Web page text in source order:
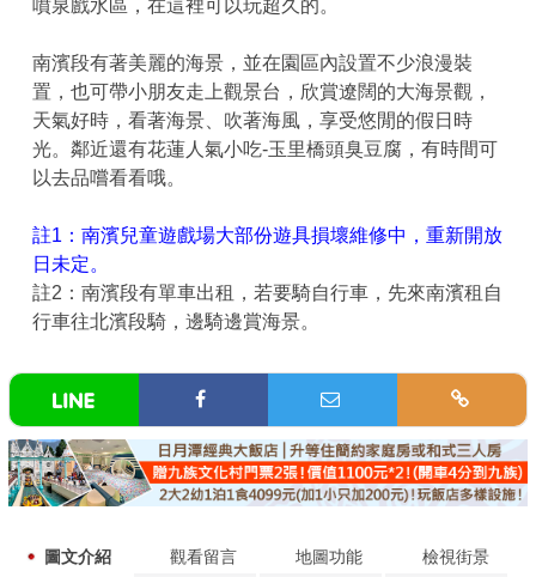
噴泉戲水區，在這裡可以玩超久的。
南濱段有著美麗的海景，並在園區內設置不少浪漫裝
置，也可帶小朋友走上觀景台，欣賞遼闊的大海景觀，
天氣好時，看著海景、吹著海風，享受悠閒的假日時
光。鄰近還有花蓮人氣小吃-玉里橋頭臭豆腐，有時間可
以去品嚐看看哦。
註1：南濱兒童遊戲場大部份遊具損壞維修中，重新開放
日未定。
註2：南濱段有單車出租，若要騎自行車，先來南濱租自
行車往北濱段騎，邊騎邊賞海景。
圖文介紹 觀看留言 地圖功能 檢視街景